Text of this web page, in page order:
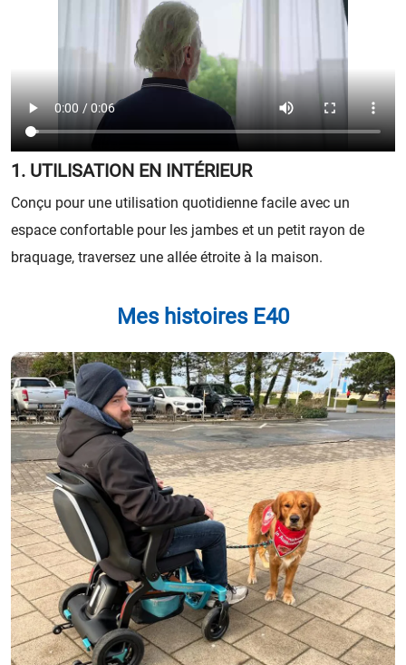
1. UTILISATION EN INTÉRIEUR
Conçu pour une utilisation quotidienne facile avec un
espace confortable pour les jambes et un petit rayon de
braquage, traversez une allée étroite à la maison.
Mes histoires E40